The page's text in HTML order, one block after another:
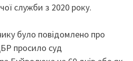
служби з 2020 року.
було повідомлено про
просило суд